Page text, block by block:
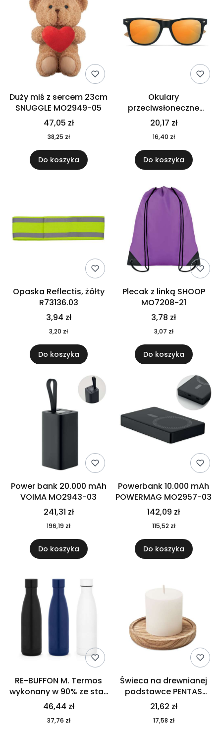
Duży miś z sercem 23cm
SNUGGLE MO2949-05
47,05 zł
38,25 zł
Do koszyka
Okulary
przeciwsłoneczne
CALIFORNIA TOUCH
MO9617-10
20,17 zł
16,40 zł
Do koszyka
Opaska Reflectis, żółty
R73136.03
3,94 zł
3,20 zł
Do koszyka
Plecak z linką SHOOP
MO7208-21
3,78 zł
3,07 zł
Do koszyka
Power bank 20.000 mAh
VOIMA MO2943-03
241,31 zł
196,19 zł
Do koszyka
Powerbank 10.000 mAh
POWERMAG MO2957-03
142,09 zł
115,52 zł
Do koszyka
RE-BUFFON M. Termos
wykonany w 90% ze stali
nierdzewnej
pochodzącej z
recyklingu 520 ml 94294
46,44 zł
37,76 zł
Świeca na drewnianej
podstawce PENTAS
MO6282-40
21,62 zł
17,58 zł